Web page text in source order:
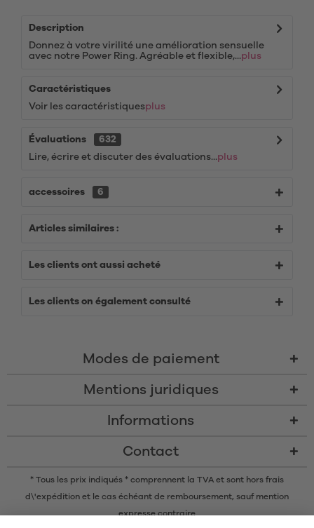
Description
Donnez à votre virilité une amélioration sensuelle
avec notre Power Ring. Agréable et flexible,...plus
Caractéristiques
Voir les caractéristiquesplus
Évaluations
632
Lire, écrire et discuter des évaluations...plus
accessoires 6
Articles similaires :
Les clients ont aussi acheté
Les clients on également consulté
Modes de paiement
Mentions juridiques
Informations
Contact
* Tous les prix indiqués * comprennent la TVA et sont hors frais
d\'expédition et le cas échéant de remboursement, sauf mention
expresse contraire